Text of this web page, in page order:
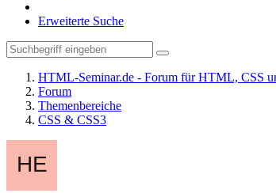
Erweiterte Suche
HTML-Seminar.de - Forum für HTML, CSS
Forum
Themenbereiche
CSS & CSS3